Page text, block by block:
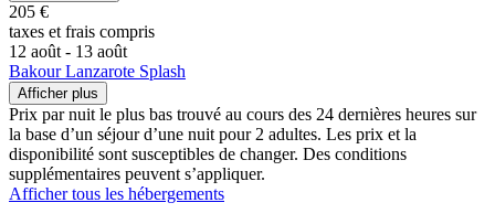
205 €
taxes et frais compris
12 août - 13 août
Bakour Lanzarote Splash
Afficher plus
Prix par nuit le plus bas trouvé au cours des 24 dernières heures sur
la base d’un séjour d’une nuit pour 2 adultes. Les prix et la
disponibilité sont susceptibles de changer. Des conditions
supplémentaires peuvent s’appliquer.
Afficher tous les hébergements